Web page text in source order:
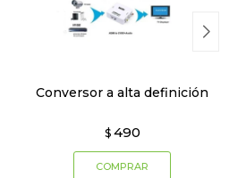
Conversor a alta definición
$ 490